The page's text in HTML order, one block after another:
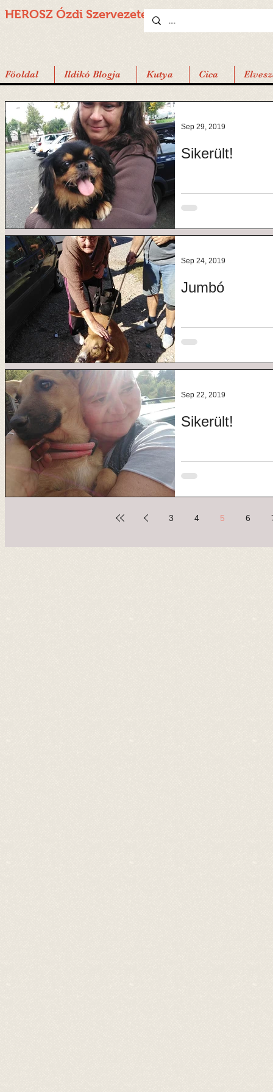
HEROSZ Ózdi Szervezete
Föoldal Ildikó Blogja Kutya Cica
Sikerült!
Sep 29, 2019
Jumbó
Sep 24, 2019
Sikerült!
Sep 22, 2019
3 4 5 6